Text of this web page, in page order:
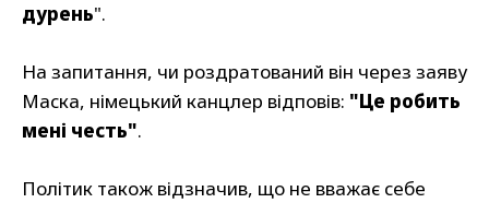
дурень".
На запитання, чи роздратований він через заяву
Маска, німецький канцлер відповів: "Це робить
мені честь".
Політик також відзначив, що не вважає себе